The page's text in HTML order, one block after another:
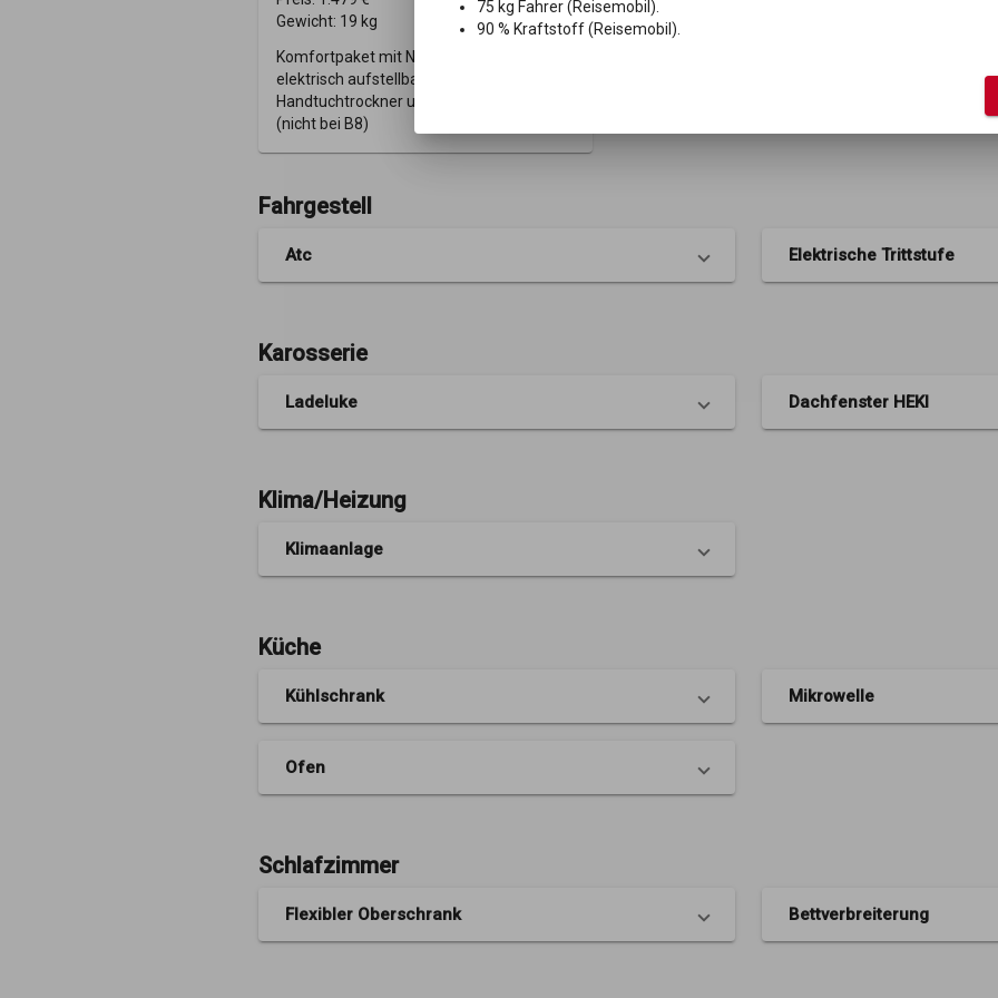
Gewicht: 19 kg
Komfortpaket mit Nackenkissen,
elektrisch aufstellbarem Kopfteil,
Handtuchtrockner und Serviceklappe
(nicht bei B8)
Fahrgestell
Atc Elektrische Trittstufe
Karosserie
Ladeluke Dachfenster HEKI
Klima/Heizung
Klimaanlage
Küche
Kühlschrank Mikrowelle
Ofen
Schlafzimmer
Flexibler Oberschrank Bettverbreiterung
75 kg Fahrer (Reisemobil).
90 % Kraftstoff (Reisemobil).